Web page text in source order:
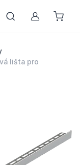
Můj účet
lišta pro